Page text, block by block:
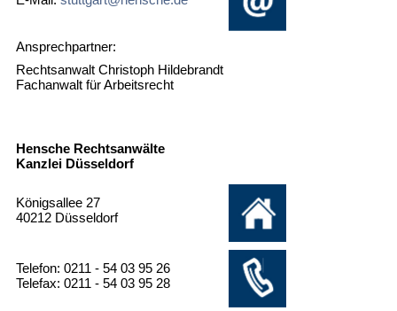
Ansprechpartner:
Rechtsanwalt Christoph Hildebrandt
Fachanwalt für Arbeitsrecht
Hensche Rechtsanwälte
Kanzlei Düsseldorf
Königsallee 27
40212 Düsseldorf
Telefon: 0211 - 54 03 95 26
Telefax: 0211 - 54 03 95 28